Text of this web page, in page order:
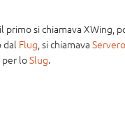
si chiamava XWing,
dal Flug, si chiamava
per loSlug.